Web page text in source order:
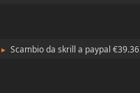
►
Scambio da skrill a paypal €39.36